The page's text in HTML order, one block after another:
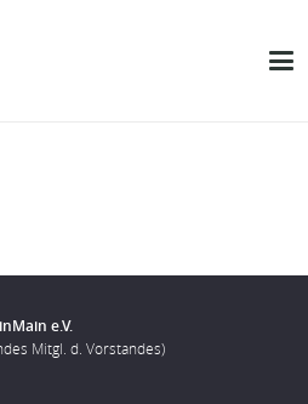
e.V.
Mitgl. d. Vorstandes)